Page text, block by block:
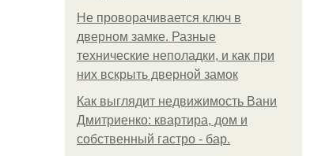
Не проворачивается ключ в
дверном замке. Разные
технические неполадки, и как при
них вскрыть дверной замок
Как выглядит недвижимость Вани
Дмитриенко: квартира, дом и
собственный гастро - бар.